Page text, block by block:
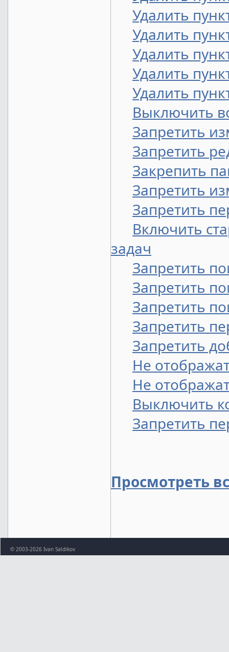
Удалить
Удалить
Удалить
Удалить
Удалить
Выключить
Запретить
Запретить
Закрепить
Запретить
Запретить
Включить
задач
Запретить
Запретить
Запретить
Запретить
Запретить
Не
Не
Выключить
Запретить
Просмотреть
© 2003-2026 Ivan Saldikov